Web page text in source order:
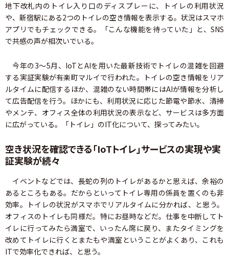
地下改札内のトイレ入り口のディスプレーに、トイレの利用状況
や、新宿駅にある2つのトイレの空き情報を表示する。状況はスマホ
アプリでもチェックできる。「こんな機能を待っていた」と、SNS
で共感の声が相次いでいる。
今年の3～5月、IoTとAIを用いた最新技術でトイレの混雑を回避
する実証実験が有楽町マルイで行われた。トイレの空き情報をリア
ルタイムに配信するほか、混雑のない時間帯にはAIが情報を分析し
て広告配信を行う。ほかにも、利用状況に応じた節電や節水、清掃
やメンテ、オフィス全体の利用状況の表示など、サービスは多方面
に広がっている。「トイレ」のIT化について、探ってみたい。
空き状況を確認できる「IoTトイレ」サービスの実現や実
証実験が続々
イベントなどでは、長蛇の列のトイレがあるかと思えば、余裕の
あるところもある。だからといってトイレ専用の係員を置くのも非
効率。トイレの状況がスマホでリアルタイムに分かれば、と思う。
オフィスのトイレも同様だ。特にお昼時などだ。仕事を中断してト
イレに行ってみたら満室で、いったん席に戻り、またタイミングを
改めてトイレに行くとまたもや満室ということがよくあり、これも
ITで効率化できれば、と思う。